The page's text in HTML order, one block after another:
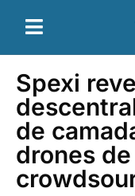
Spexi
de
drones